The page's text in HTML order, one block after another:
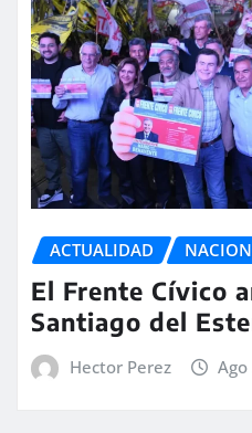
ACTUALIDAD
El Frente Cívico
Santiago del
Hector Perez